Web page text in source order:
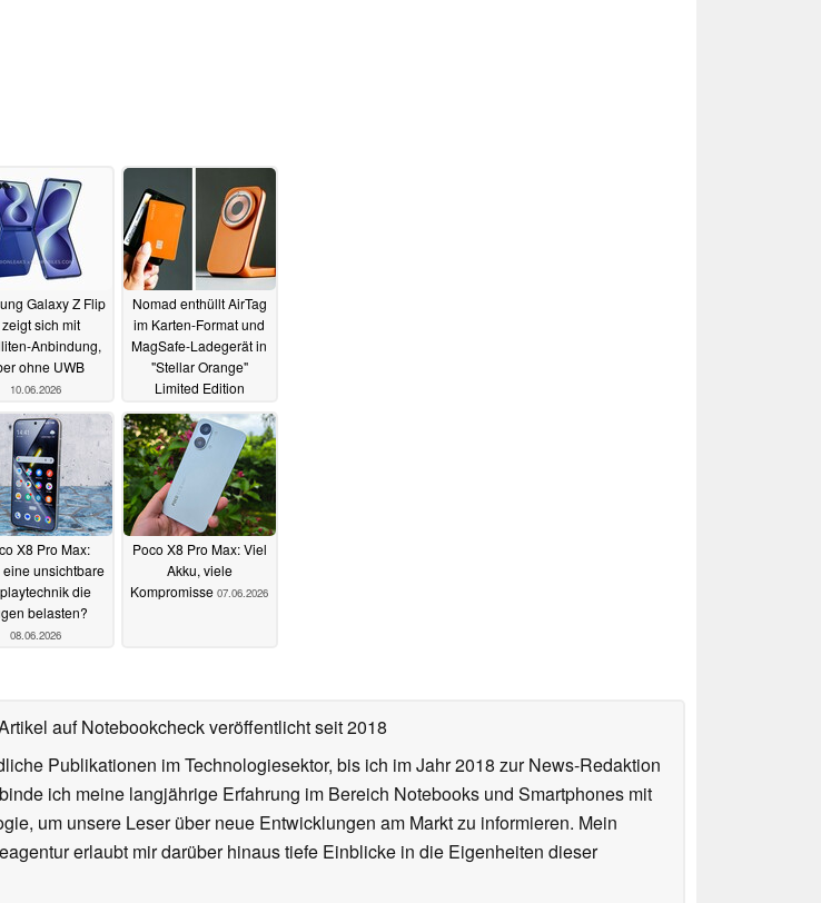
Galaxy Z Flip
sich mit
Anbindung,
ohne UWB
10.06.2026
Nomad enthüllt AirTag
im Karten-Format und
MagSafe-Ladegerät in
"Stellar Orange"
Limited Edition
09.06.2026
X8 Pro Max:
eine unsichtbare
die
belasten?
08.06.2026
Poco X8 Pro Max: Viel
Akku, viele
Kompromisse 07.06.2026
auf Notebookcheck veröffentlichtseit 2018
Publikationen im Technologiesektor, bis ich im Jahr 2018 zur News-Redaktion
ich meine langjährige Erfahrung im Bereich Notebooks und Smartphones mit
um unsere Leser über neue Entwicklungen am Markt zu informieren. Mein
erlaubt mir darüber hinaus tiefe Einblicke in die Eigenheiten dieser